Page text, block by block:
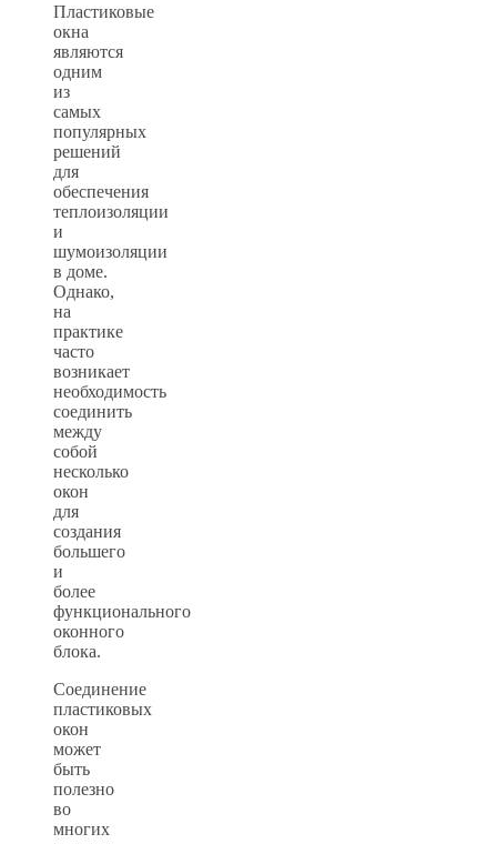
Пластиковые
окна
являются
одним
из
самых
популярных
решений
для
обеспечения
теплоизоляции
и
шумоизоляции
в доме.
Однако,
на
практике
часто
возникает
необходимость
соединить
между
собой
несколько
окон
для
создания
большего
и
более
функционального
оконного
блока.
Соединение
пластиковых
окон
может
быть
полезно
во
многих